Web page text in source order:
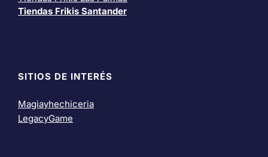
Tiendas Frikis Santander
SITIOS DE INTERÉS
Magiayhechiceria
LegacyGame